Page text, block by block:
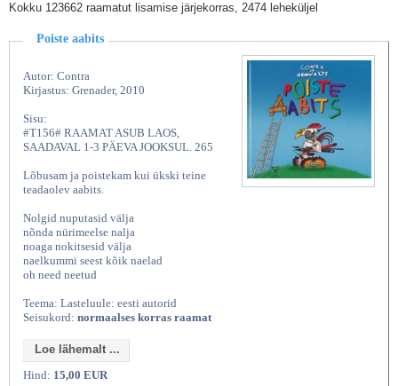
Kokku 123662 raamatut lisamise järjekorras, 2474 leheküljel
Poiste aabits
Autor: Contra
Kirjastus: Grenader, 2010
Sisu:
#T156# RAAMAT ASUB LAOS,
SAADAVAL 1-3 PÄEVA JOOKSUL. 265
Lõbusam ja poistekam kui ükski teine
teadaolev aabits.
Nolgid nuputasid välja
nõnda nürimeelse nalja
noaga nokitsesid välja
naelkummi seest kõik naelad
oh need neetud
Teema: Lasteluule: eesti autorid
Seisukord: normaalses korras raamat
Loe lähemalt ...
Hind: 15,00 EUR